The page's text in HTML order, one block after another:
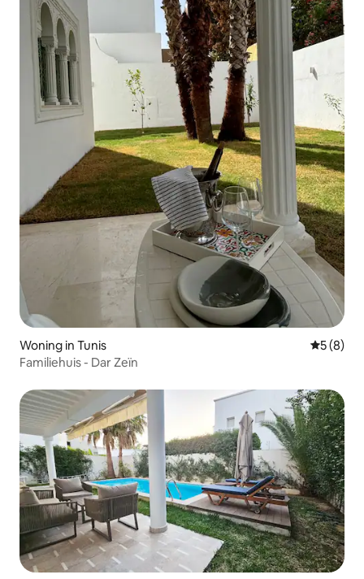
Woning in Tunis
5 (8)
Familiehuis - Dar Zeïn